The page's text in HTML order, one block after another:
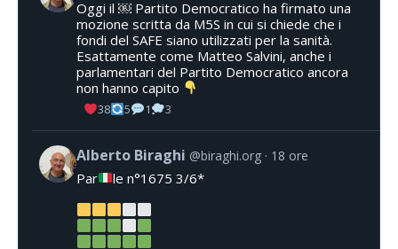
Oggi il ￼ Partito Democratico ha firmato una
mozione scritta da M5S in cui si chiede che i
fondi del SAFE siano utilizzati per la sanità.
Esattamente come Matteo Salvini, anche i
parlamentari del Partito Democratico ancora
non hanno capito
38 5 1 3
Alberto Biraghi @biraghi.org 18 ore
Par le n°1675 3/6*